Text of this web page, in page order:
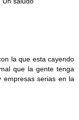
la que esta cayendo
que la gente tenga
empresas serias en la